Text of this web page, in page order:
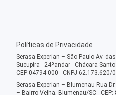
Políticas de Privacidade
Serasa Experian – São Paulo Av.
Sucupira - 24ºandar - Chácara
CEP:04794-000 - CNPJ 62.173.620/
Serasa Experian – Blumenau Rua
– Bairro Velha, Blumenau/SC - CEP: